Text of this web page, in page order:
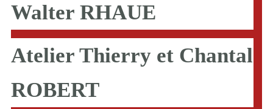
Walter RHAUE
Atelier Thierry et Chantal
ROBERT